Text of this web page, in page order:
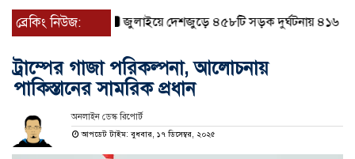
ব্রেকিং নিউজ: জুলাইয়ে দেশজুড়ে ৪৫৮টি সড়ক দুর্ঘটনায় ৪১৬ জন
ট্রাম্পের গাজা পরিকল্পনা, আলোচনায়
পাকিস্তানের সামরিক প্রধান
অনলাইন ডেস্ক রিপোর্ট
আপডেট টাইম: বুধবার, ১৭ ডিসেম্বর, ২০২৫